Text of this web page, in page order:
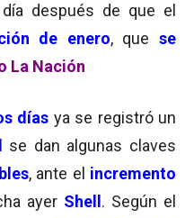
después de que el
de enero, quese
La Nación
días ya se registró un
se dan algunas claves
, ante el incremento
ayer Shell . Según el